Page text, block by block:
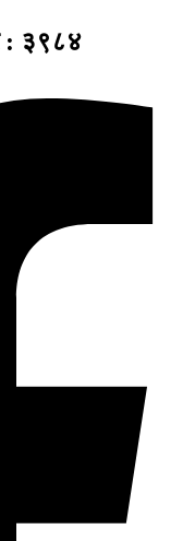
: ३९८४